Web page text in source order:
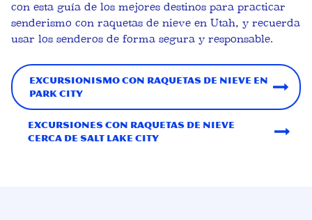
con esta guía de los mejores destinos para practicar
senderismo con raquetas de nieve en Utah, y recuerda
usar los senderos de forma segura y responsable.
Excursionismo con raquetas de nieve en
Park City
Excursiones con raquetas de nieve
cerca de Salt Lake City